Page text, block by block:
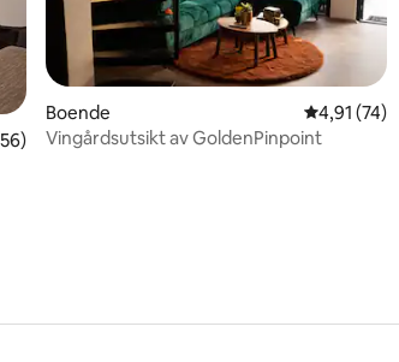
5 i genomsnittligt betyg, 56 omdömen
Boende 4,91 av 5 i
4,91 (74)
Vingårdsutsikt av GoldenPinpoint